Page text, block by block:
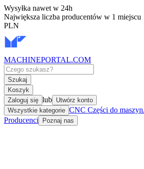
Wysyłka nawet w 24h
Największa liczba producentów w 1 miejscu
PLN
MACHINEPORTAL.COM
Szukaj
Koszyk
Zaloguj się lub Utwórz konto
Wszystkie kategorie CNC Części do maszyn
Producenci
Poznaj nas